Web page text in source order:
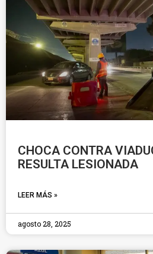
CHOCA CONTRA
RESULTA LESIONADA
LEER MÁS »
agosto 28, 2025